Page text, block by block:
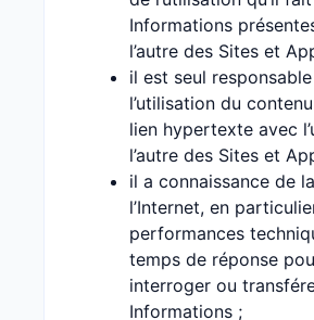
Informations
l’autre des Sites et
il est seul
l’utilisation du
lien hypertexte avec
l’autre des Sites et
il a connaissance de
l’Internet, en
performances
temps de réponse
interroger ou
Informations ;